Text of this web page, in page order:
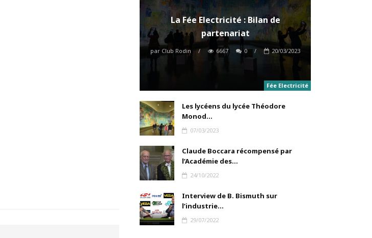
Fée Electricité
La Fée Electricité : Bilan de
partenariat
par Club Rodin / 6667 0 / 20/03/2023
Les lycéens du lycée Théodore
Monod...
07/03/2023
Claude Boccara récompensé par
l’Académie des...
24/10/2022
Interview de B. Bismuth sur
l’industrie...
29/07/2022